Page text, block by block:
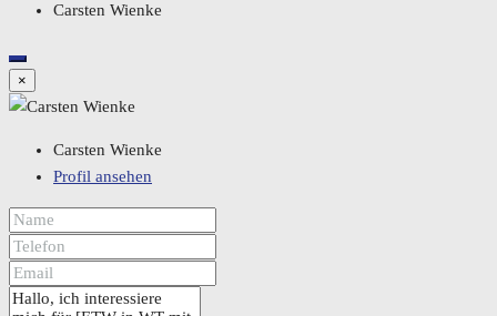
Carsten Wienke
×
Carsten Wienke
Profil ansehen